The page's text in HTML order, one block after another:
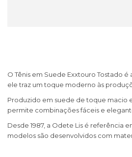
O Tênis em Suede Exxtouro Tostado
ele traz um toque moderno às
Produzido em suede de toque macio
permite combinações fáceis e
Desde 1987, a Odete Lis é referência
modelos são desenvolvidos com